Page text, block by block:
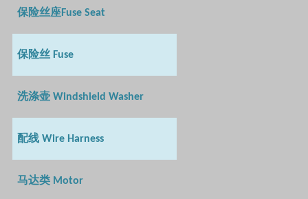
保险丝座Fuse Seat
保险丝 Fuse
洗涤壶 Windshield Washer
配线 Wire Harness
马达类 Motor